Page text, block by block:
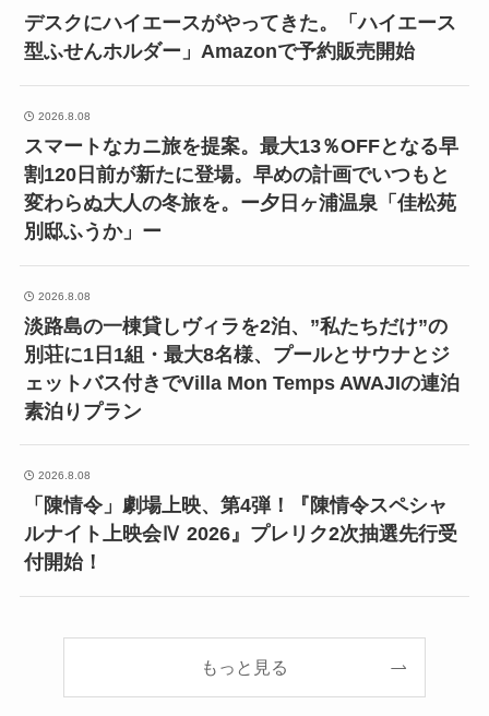
デスクにハイエースがやってきた。「ハイエース
型ふせんホルダー」Amazonで予約販売開始
2026.8.08
スマートなカニ旅を提案。最大13％OFFとなる早
割120日前が新たに登場。早めの計画でいつもと
変わらぬ大人の冬旅を。ー夕日ヶ浦温泉「佳松苑
別邸ふうか」ー
2026.8.08
淡路島の一棟貸しヴィラを2泊、”私たちだけ”の
別荘に1日1組・最大8名様、プールとサウナとジ
ェットバス付きでVilla Mon Temps AWAJIの連泊
素泊りプラン
2026.8.08
「陳情令」劇場上映、第4弾！『陳情令スペシャ
ルナイト上映会Ⅳ 2026』プレリク2次抽選先行受
付開始！
もっと見る